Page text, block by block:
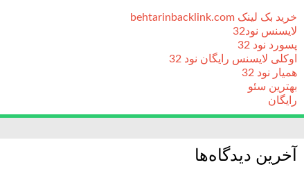
خرید بک لینک behtarinbacklink.com
لایسنس نود32
پسورد نود 32
اوکلی لایسنس رایگان نود 32
همیار نود 32
بهترین سئو
رایگان
آخرین دیدگاه‌ها